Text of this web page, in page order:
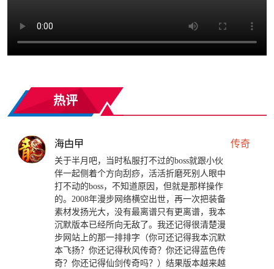
热评
海甴曱 传奇
关于半月吧，当时私服打不过的boss就跟小伙
伴一起侧着个方向刮痧，活活折磨死别人眼中
打不动的boss，不知道原因，但就是那样操作
的。2008年漫步网络横空出世，再一次把装备
素材发扬光大，没有最离谱只有更离谱，我本
沉默版本已经所向无敌了。我还记得很清楚漫
步网站上的那一排排字（你可还记得我本沉默
本飞扬？你还记得秋风传奇？你还记得蓝色传
奇？你还记得仙剑传奇吗？）结果版本越来越